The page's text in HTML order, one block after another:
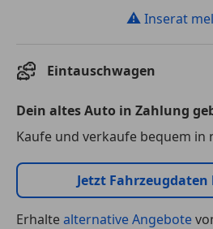
⚠ Inserat
Eintauschwagen
Dein altes Auto in Zahlung
Kaufe und verkaufe bequem in
Jetzt
Erhaltealternative Angebote